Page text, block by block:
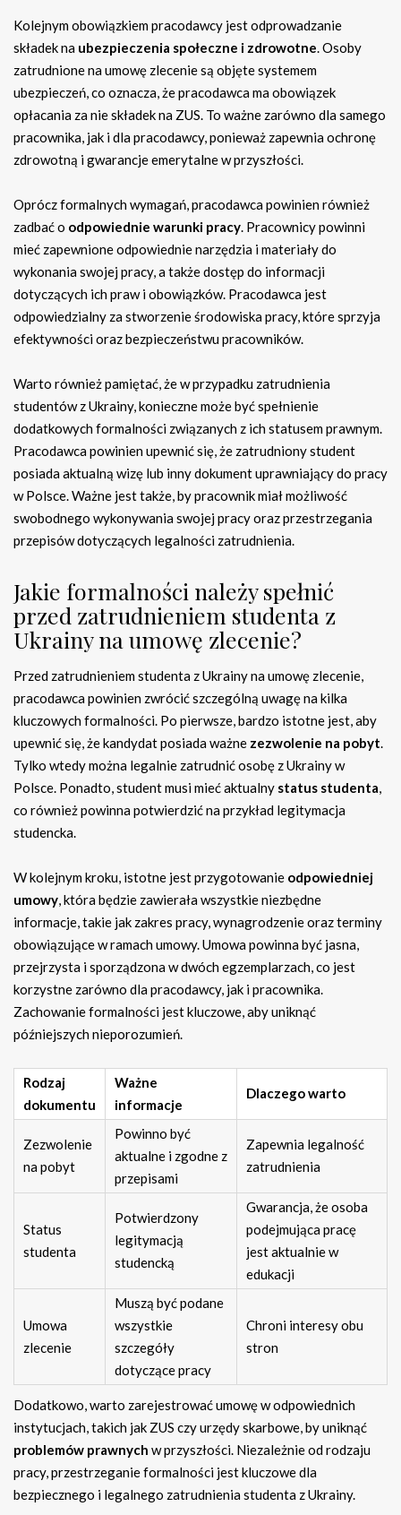
Kolejnym obowiązkiem pracodawcy jest odprowadzanie
składek na ubezpieczenia społeczne i zdrowotne. Osoby
zatrudnione na umowę zlecenie są objęte systemem
ubezpieczeń, co oznacza, że pracodawca ma obowiązek
opłacania za nie składek na ZUS. To ważne zarówno dla samego
pracownika, jak i dla pracodawcy, ponieważ zapewnia ochronę
zdrowotną i gwarancje emerytalne w przyszłości.
Oprócz formalnych wymagań, pracodawca powinien również
zadbać o odpowiednie warunki pracy. Pracownicy powinni
mieć zapewnione odpowiednie narzędzia i materiały do
wykonania swojej pracy, a także dostęp do informacji
dotyczących ich praw i obowiązków. Pracodawca jest
odpowiedzialny za stworzenie środowiska pracy, które sprzyja
efektywności oraz bezpieczeństwu pracowników.
Warto również pamiętać, że w przypadku zatrudnienia
studentów z Ukrainy, konieczne może być spełnienie
dodatkowych formalności związanych z ich statusem prawnym.
Pracodawca powinien upewnić się, że zatrudniony student
posiada aktualną wizę lub inny dokument uprawniający do pracy
w Polsce. Ważne jest także, by pracownik miał możliwość
swobodnego wykonywania swojej pracy oraz przestrzegania
przepisów dotyczących legalności zatrudnienia.
Jakie formalności należy spełnić
przed zatrudnieniem studenta z
Ukrainy na umowę zlecenie?
Przed zatrudnieniem studenta z Ukrainy na umowę zlecenie,
pracodawca powinien zwrócić szczególną uwagę na kilka
kluczowych formalności. Po pierwsze, bardzo istotne jest, aby
upewnić się, że kandydat posiada ważne zezwolenie na pobyt.
Tylko wtedy można legalnie zatrudnić osobę z Ukrainy w
Polsce. Ponadto, student musi mieć aktualny status studenta,
co również powinna potwierdzić na przykład legitymacja
studencka.
W kolejnym kroku, istotne jest przygotowanie odpowiedniej
umowy, która będzie zawierała wszystkie niezbędne
informacje, takie jak zakres pracy, wynagrodzenie oraz terminy
obowiązujące w ramach umowy. Umowa powinna być jasna,
przejrzysta i sporządzona w dwóch egzemplarzach, co jest
korzystne zarówno dla pracodawcy, jak i pracownika.
Zachowanie formalności jest kluczowe, aby uniknąć
późniejszych nieporozumień.
Rodzaj
dokumentu
Ważne
informacje
Dlaczego warto
Zezwolenie
na pobyt
Powinno być
aktualne i zgodne z
przepisami
Zapewnia legalność
zatrudnienia
Status
studenta
Potwierdzony
legitymacją
studencką
Gwarancja, że osoba
podejmująca pracę
jest aktualnie w
edukacji
Umowa
zlecenie
Muszą być podane
wszystkie
szczegóły
dotyczące pracy
Chroni interesy obu
stron
Dodatkowo, warto zarejestrować umowę w odpowiednich
instytucjach, takich jak ZUS czy urzędy skarbowe, by uniknąć
problemów prawnych w przyszłości. Niezależnie od rodzaju
pracy, przestrzeganie formalności jest kluczowe dla
bezpiecznego i legalnego zatrudnienia studenta z Ukrainy.